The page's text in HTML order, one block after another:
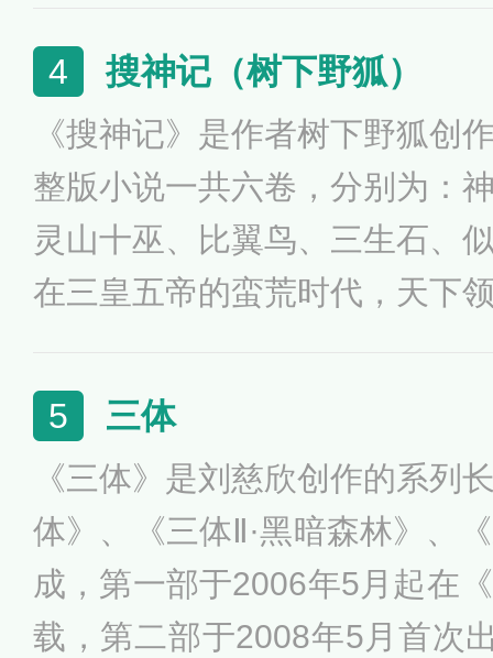
一扇全新的大门在面前开启，
辉煌的故事。这里是属于斗气
的魔法，有的，仅仅是繁衍到
人公，萧家历史上空前绝后的斗
4 搜神记（树下野狐）
《搜神记》是作者树下野狐创
整版小说一共六卷，分别为：
灵山十巫、比翼鸟、三生石、
在三皇五帝的蛮荒时代，天下
天、祝融等传说中的神话人物
拔野十四岁时邂逅即将羽化的
命后成为神帝使者，为了完成
开始于大荒剧烈动荡的变革时
5 三体
《三体》是刘慈欣创作的系列
体》、《三体Ⅱ·黑暗森林》、
成，第一部于2006年5月起在
载，第二部于2008年5月首次